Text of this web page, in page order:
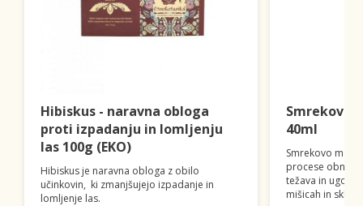
Hibiskus - naravna obloga
proti izpadanju in lomljenju
las 100g (EKO)
Hibiskus je naravna obloga z obilo
učinkovin, ki zmanjšujejo izpadanje in
lomljenje las.
Smrekovo
40ml
Smrekovo
procese
težava in
mišicah in